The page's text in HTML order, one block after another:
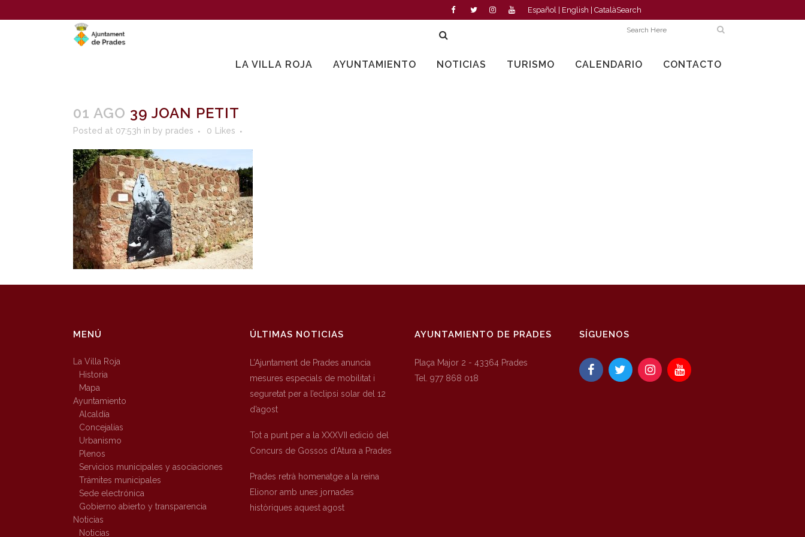
Español English CatalàSearch
LA VILLA ROJA AYUNTAMIENTO NOTICIAS TURISMO CALENDARIO CONTACTO
01 AGO 39 JOAN PETIT
Posted at 07:53h in by prades 0 Likes
MENÚ
La Villa Roja
Historia
Mapa
Ayuntamiento
Alcaldía
Concejalías
Urbanismo
Plenos
Servicios municipales y asociaciones
Trámites municipales
Sede electrónica
Gobierno abierto y transparencia
Noticias
Noticias
ÚLTIMAS NOTICIAS
L’Ajuntament de Prades anuncia
mesures especials de mobilitat i
seguretat per a l’eclipsi solar del 12
d’agost
Tot a punt per a la XXXVII edició del
Concurs de Gossos d’Atura a Prades
Prades retrà homenatge a la reina
Elionor amb unes jornades
històriques aquest agost
AYUNTAMIENTO DE PRADES
Plaça Major 2 - 43364 Prades
Tel. 977 868 018
SÍGUENOS